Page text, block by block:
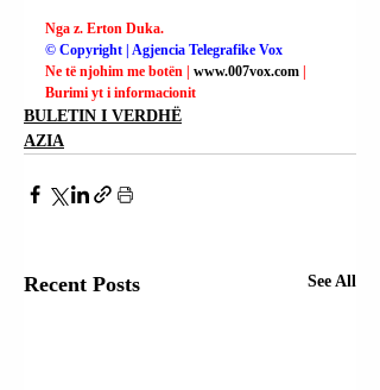
Nga z. Erton Duka.
© Copyright | Agjencia Telegrafike Vox
Ne të njohim me botën | www.007vox.com
Burimi yt i informacionit
BULETIN I VERDHË
AZIA
Recent Posts See All